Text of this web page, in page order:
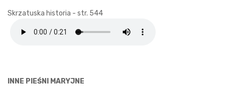
Skrzatuska historia - str. 544
INNE PIEŚNI MARYJNE